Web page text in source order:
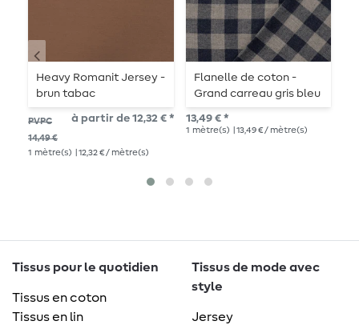
Heavy Romanit Jersey -
brun tabac
PVPC
14,49 €
à partir de 12,32 € *
1 mètre(s) | 12,32 € / mètre(s)
Flanelle de coton -
Grand carreau gris bleu
13,49 € *
1 mètre(s) | 13,49 € / mètre(s)
Tissus pour le quotidien
Tissus en coton
Tissus en lin
Tissus de mode avec
style
Jersey